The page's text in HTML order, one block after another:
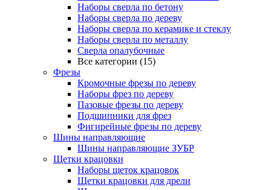
Наборы сверла по бетону
Наборы сверла по дереву
Наборы сверла по керамике и стеклу
Наборы сверла по металлу
Сверла опалубочные
Все категории (15)
Фрезы
Кромочные фрезы по дереву
Наборы фрез по дереву
Пазовые фрезы по дереву
Подшипники для фрез
Фигирейные фрезы по дереву
Шины направляющие
Шины направляющие ЗУБР
Щетки крацовки
Наборы щеток крацовок
Щетки крацовки для дрели